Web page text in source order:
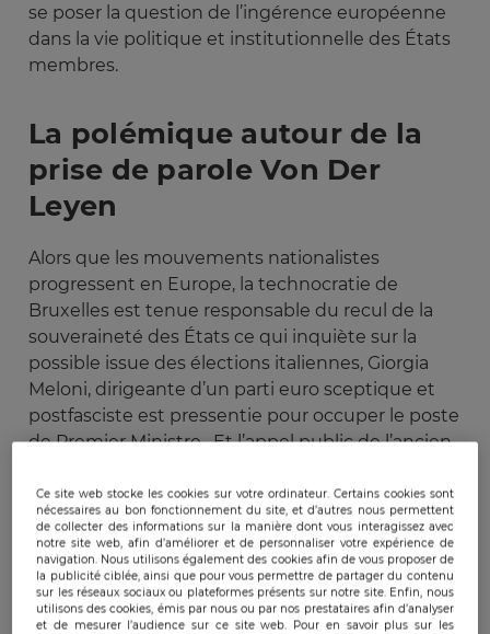
se poser la question de l’ingérence européenne
dans la vie politique et institutionnelle des États
membres.
La polémique autour de la
prise de parole Von Der
Leyen
Alors que les mouvements nationalistes
progressent en Europe, la technocratie de
Bruxelles est tenue responsable du recul de la
souveraineté des États ce qui inquiète sur la
possible issue des élections italiennes, Giorgia
Meloni, dirigeante d’un parti euro sceptique et
postfasciste est pressentie pour occuper le poste
de Premier Ministre. Et l’appel public de l’ancien
gouvernement italien aux élections législatives
est de nature à faire rejaillir la question de
l’ingérence de Moscou dans les scrutins des pays
occidentaux.
Ce site web stocke les cookies sur votre ordinateur. Certains cookies sont
nécessaires au bon fonctionnement du site, et d’autres nous permettent
de collecter des informations sur la manière dont vous interagissez avec
notre site web, afin d’améliorer et de personnaliser votre expérience de
navigation. Nous utilisons également des cookies afin de vous proposer de
la publicité ciblée, ainsi que pour vous permettre de partager du contenu
sur les réseaux sociaux ou plateformes présents sur notre site. Enfin, nous
utilisons des cookies, émis par nous ou par nos prestataires afin d’analyser
et de mesurer l’audience sur ce site web. Pour en savoir plus sur les